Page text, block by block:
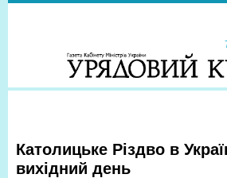
Католицьке Різдво в
вихідний день